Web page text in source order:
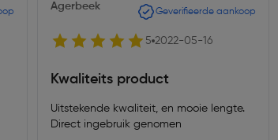
Agerbeek Geverifieerde aankoop
5 2022-05-16
Kwaliteits product
Uitstekende kwaliteit, en mooie lengte.
Direct ingebruik genomen